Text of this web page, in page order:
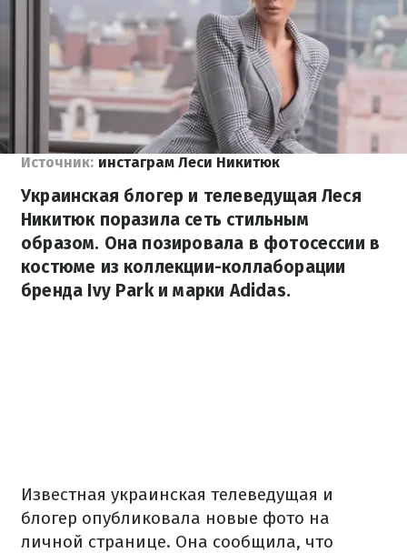
Источник: инстаграм Леси Никитюк
Украинская блогер и телеведущая Леся
Никитюк поразила сеть стильным
образом. Она позировала в фотосессии в
костюме из коллекции-коллаборации
бренда Ivy Park и марки Adidas.
Известная украинская телеведущая и
блогер опубликовала новые фото на
личной странице. Она сообщила, что